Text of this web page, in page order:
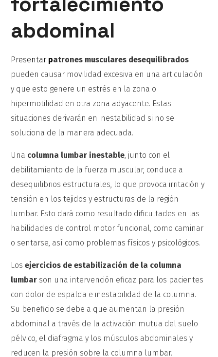
abdominal
Presentar patrones musculares desequilibrados
pueden causar movilidad excesiva en una articulación
y que esto genere un estrés en la zona o
hipermotilidad en otra zona adyacente. Estas
situaciones derivarán en inestabilidad si no se
soluciona de la manera adecuada.
Una columna lumbar inestable, junto con el
debilitamiento de la fuerza muscular, conduce a
desequilibrios estructurales, lo que provoca irritación y
tensión en los tejidos y estructuras de la región
lumbar. Esto dará como resultado dificultades en las
habilidades de control motor funcional, como caminar
o sentarse, así como problemas físicos y psicológicos.
Losejercicios de estabilización de la columna
lumbar son una intervención eficaz para los pacientes
con dolor de espalda e inestabilidad de la columna.
Su beneficio se debe a que aumentan la presión
abdominal a través de la activación mutua del suelo
pélvico, el diafragma y los músculos abdominales y
reducen la presión sobre la columna lumbar.